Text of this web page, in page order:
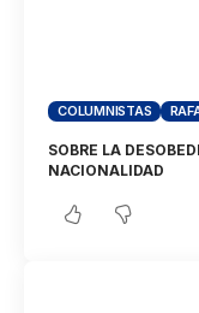
COLUMNISTAS
SOBRE LA
NACIONALIDAD